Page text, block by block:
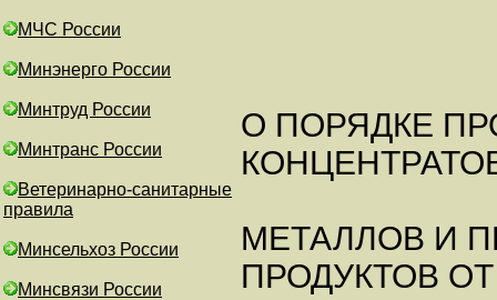
МЧС России
Минэнерго России
Минтруд России
Минтранс России
Ветеринарно-санитарные
правила
Минсельхоз России
Минсвязи России
О ПОРЯДКЕ
МЕТАЛЛОВ И
ПРОДУКТОВ